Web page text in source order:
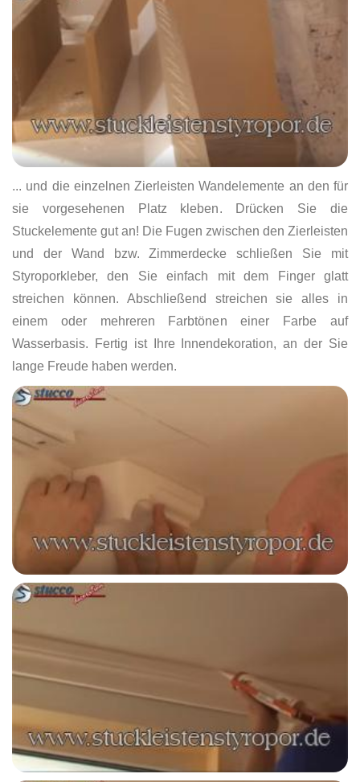
... und die einzelnen Zierleisten Wandelemente an den für
sie vorgesehenen Platz kleben. Drücken Sie die
Stuckelemente gut an! Die Fugen zwischen den Zierleisten
und der Wand bzw. Zimmerdecke schließen Sie mit
Styroporkleber, den Sie einfach mit dem Finger glatt
streichen können. Abschließend streichen sie alles in
einem oder mehreren Farbtönen einer Farbe auf
Wasserbasis. Fertig ist Ihre Innendekoration, an der Sie
lange Freude haben werden.